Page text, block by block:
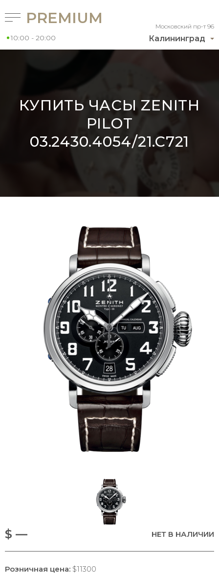
Калининград
Московский пр-т 96
PREMIUM
10:00 - 20:00
КУПИТЬ ЧАСЫ ZENITH
PILOT
03.2430.4054/21.C721
$ — НЕТ В НАЛИЧИИ
Розничная цена: $11300